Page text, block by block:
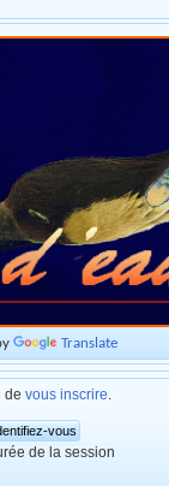
Translate
de vous inscrire
de la session